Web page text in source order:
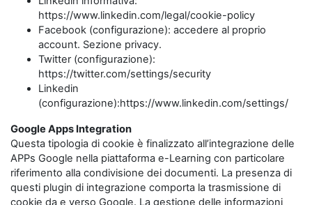
https://www.linkedin.com/legal/cookie-policy
Facebook (configurazione): accedere al proprio
account. Sezione privacy.
Twitter (configurazione):
https://twitter.com/settings/security
Linkedin
(configurazione):https://www.linkedin.com/settings/
Google Apps Integration
Questa tipologia di cookie è finalizzato all’integrazione delle
APPs Google nella piattaforma e-Learning con particolare
riferimento alla condivisione dei documenti. La presenza di
questi plugin di integrazione comporta la trasmissione di
cookie da e verso Google. La gestione delle informazioni